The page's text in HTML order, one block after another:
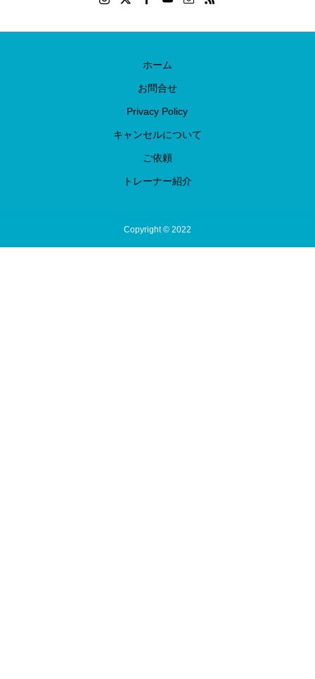
ホーム
お問合せ
Privacy Policy
キャンセルについて
ご依頼
トレーナー紹介
Copyright © 2022